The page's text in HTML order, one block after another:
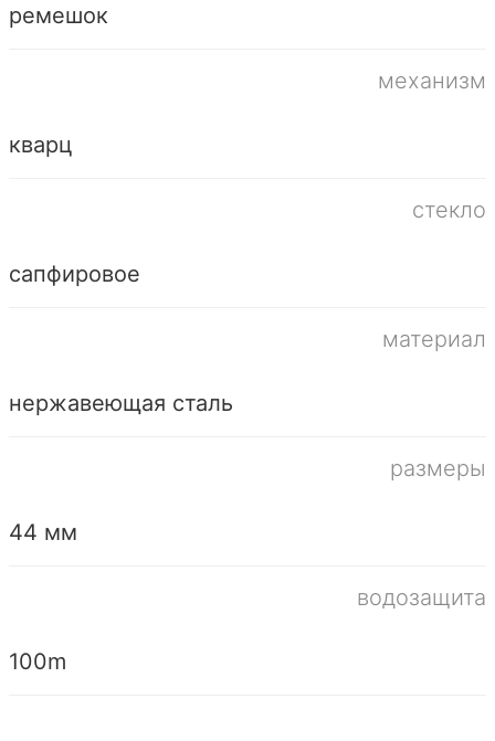
ремешок
механизм
кварц
стекло
сапфировое
материал
нержавеющая сталь
размеры
44 мм
водозащита
100m